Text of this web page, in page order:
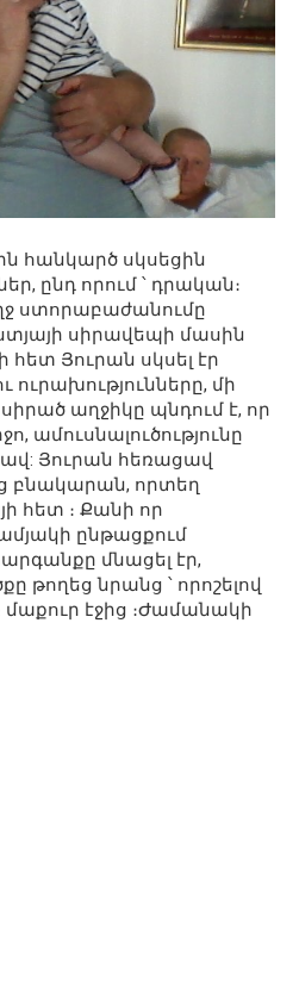
հանկարծ սկսեցին
ընդ որում ՝ դրական։
ստորաբաժանումը
սիրավեպի մասին
հետ Յուրան սկսել էր
ուրախությունները, մի
սիրած աղջիկը պնդում է, որ
ամուսնալուծությունը
Յուրան հեռացավ
բնակարան, որտեղ
հետ ։ Քանի որ
ընթացքում
մնացել էր,
թողեց նրանց ՝ որոշելով
մաքուր էջից ։Ժամանակի